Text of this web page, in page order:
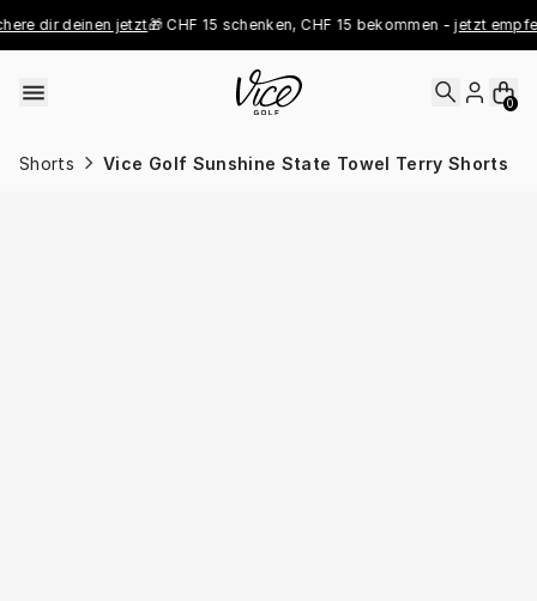
dir deinen jetzt🎁 CHF 15 schenken, CHF 15 bekommen - jetzt
0
Shorts Vice Golf Sunshine State Towel Terry Shorts